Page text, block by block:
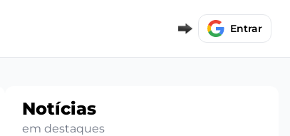
Entrar
Notícias
em destaques